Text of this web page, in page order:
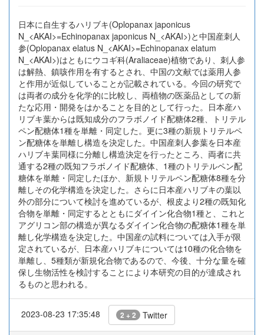
日本に自生するハリブキ(Oplopanax japonicus
N_<AKAI>=Echinopanax japonicus N_<AKAI>)と中国産刺人
参(Oplopanax elatus N_<AKAI>=Echinopanax elatum
N_<AKAI>)はともにウコギ科(Araliaceae)植物であり、刺人参
は解熱、鎮咳作用を有するとされ、中国の文献では薬用人参
と作用が近似していることが記載されている。今回の研究で
は両者の成分を化学的に比較し、両植物の医薬品としての新
たな応用・開発をはかることを目的として行った。日本産ハ
リブキ葉からは既知成分のフラボノイド配糖体2種、トリテル
ペン配糖体1種を単離・同定した。更に3種の新規トリテルペ
ン配糖体を単離し構造を決定した。中国産刺人参葉を日本産
ハリブキ葉同様に分離し構造決定を行ったところ、両者に共
通する2種の既知フラボノイド配糖体、1種のトリテルペン配
糖体を単離・同定したほか、新規トリテルペン配糖体8種を分
離しその化学構造を決定した。さらに日本産ハリブキの葉以
外の部分について検討を進めているが、根皮より2種の既知化
合物を単離・同定するとともにダイイン化合物1種と、これと
アグリコン部の構造が異なるダイイン化合物の配糖体1種を単
離し化学構造を決定した。中国産の試料については入手が限
定されているが、日本産ハリブキについては10種の化合物を
単離し、5種類が新規化合物であるので、今後、十分な量を確
保し生物活性を検討することにより本研究の目的が達成され
るものと思われる。
2023-08-23 17:35:48 2 + 2 Twitter